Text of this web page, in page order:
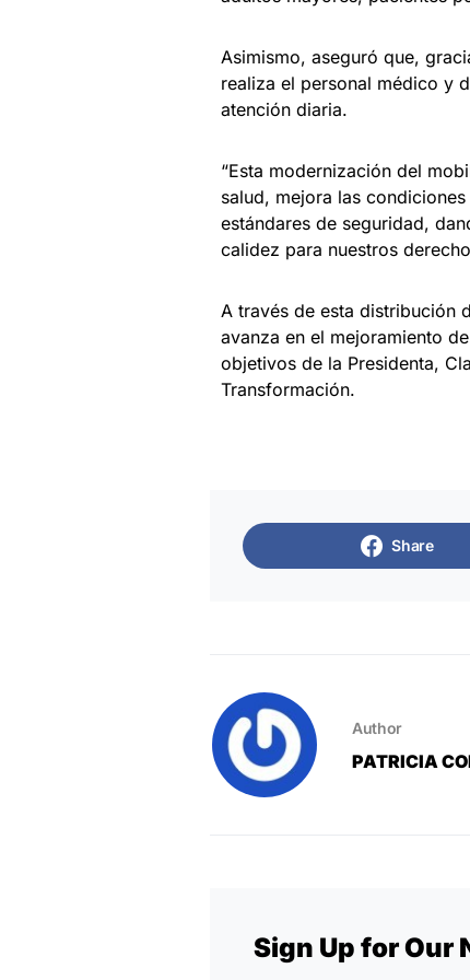
Asimismo, aseguró que,
realiza el personal médico y
atención diaria.
“Esta modernización del
salud, mejora las
estándares de seguridad,
calidez para nuestros
A través de esta distribución
avanza en el mejoramiento
objetivos de la Presidenta,
Transformación.
Share
Author
PATRICIA
Sign Up for Our